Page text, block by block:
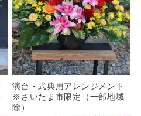
演台・式典用アレンジメント
※さいたま市限定（一部地域
除）